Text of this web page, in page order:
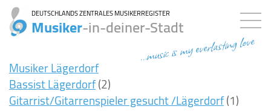
DEUTSCHLANDS ZENTRALES MUSIKERREGISTER
Musiker-in-deiner-Stadt
...music is my everlasting love
Musiker Lägerdorf
Bassist Lägerdorf(2)
Gitarrist/Gitarrenspieler gesucht /Lägerdorf(1)